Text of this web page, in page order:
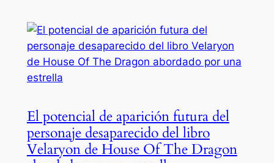
El potencial de aparición futura del
personaje desaparecido del libro
Velaryon de House Of The Dragon